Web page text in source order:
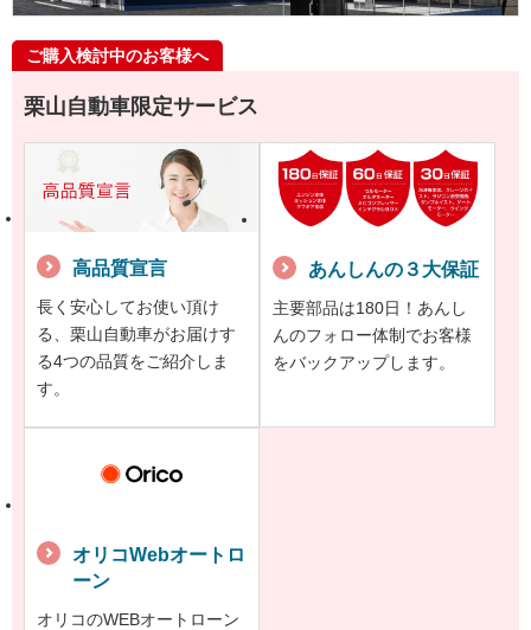
ご購入検討中のお客様へ
栗山自動車限定サービス
高品質宣言
長く安心してお使い頂け
る、栗山自動車がお届けす
る4つの品質をご紹介しま
す。
あんしんの３大保証
主要部品は180日！あんし
んのフォロー体制でお客様
をバックアップします。
オリコWebオートロ
ーン
オリコのWEBオートローン